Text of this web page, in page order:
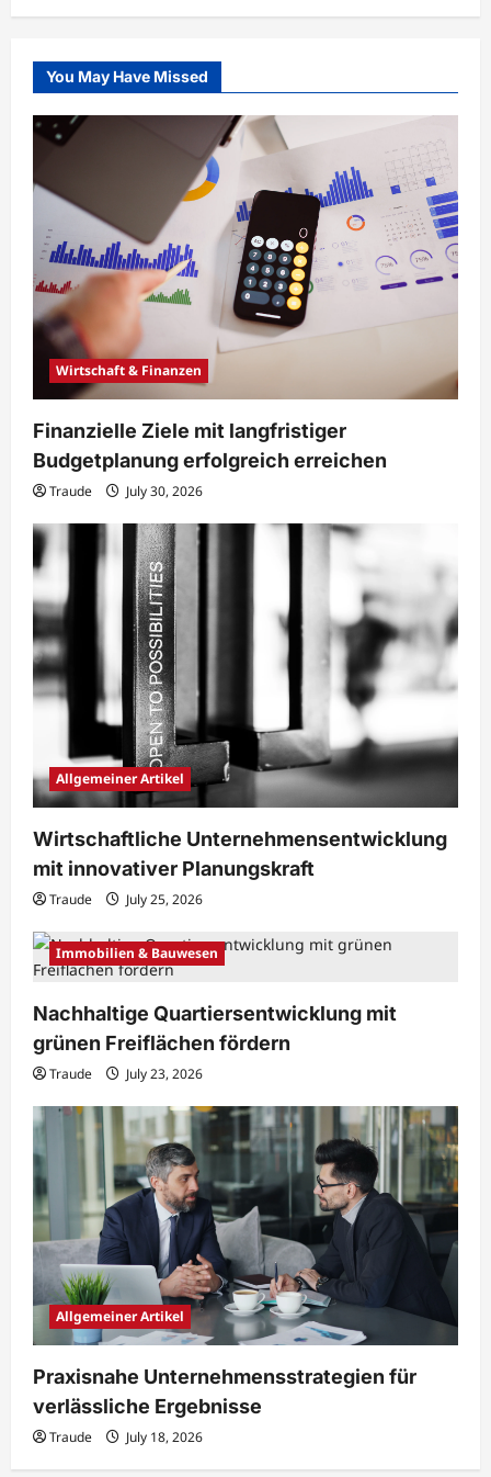
You May Have Missed
Wirtschaft & Finanzen
Finanzielle Ziele mit langfristiger
Budgetplanung erfolgreich erreichen
Traude July 30, 2026
Allgemeiner Artikel
Wirtschaftliche Unternehmensentwicklung
mit innovativer Planungskraft
Traude July 25, 2026
Immobilien & Bauwesen
Nachhaltige Quartiersentwicklung mit
grünen Freiflächen fördern
Traude July 23, 2026
Allgemeiner Artikel
Praxisnahe Unternehmensstrategien für
verlässliche Ergebnisse
Traude July 18, 2026